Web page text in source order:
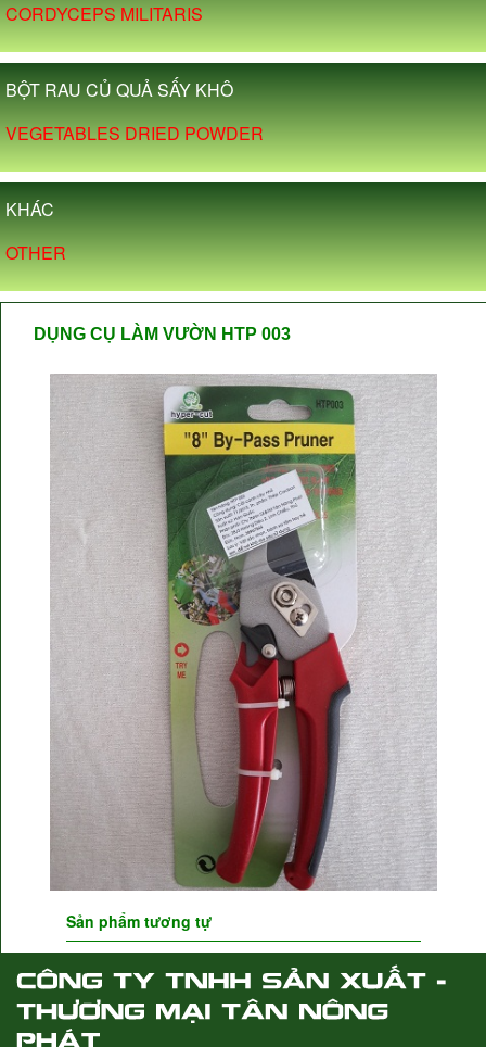
CORDYCEPS MILITARIS
BỘT RAU CỦ QUẢ SẤY KHÔ
VEGETABLES DRIED POWDER
KHÁC
OTHER
DỤNG CỤ LÀM VƯỜN HTP 003
Sản phẩm tương tự